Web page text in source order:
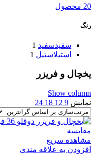
20 محصول
رنگ
سفیدسفید 1
استیلاستیل 1
یخچال و فریزر
Show column
نمایش 9
12
18
24
مقایسه
مشاهده سریع
افزودن به علاقه مندی